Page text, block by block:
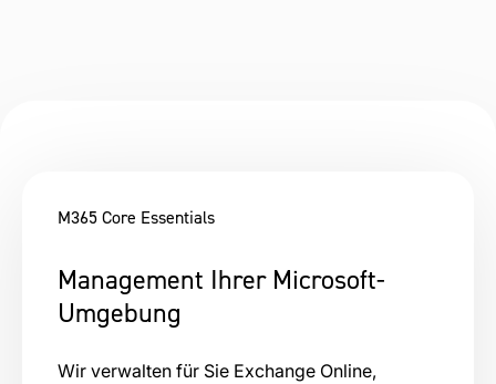
M365 Core Essentials
Management Ihrer Microsoft-
Umgebung
Wir verwalten für Sie Exchange Online,